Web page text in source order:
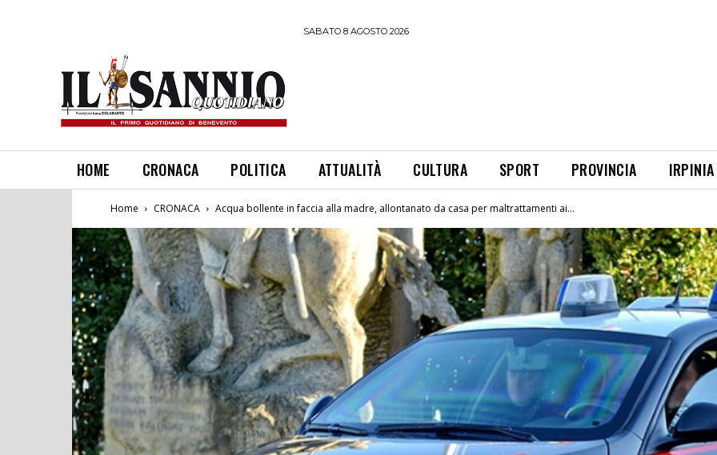
SABATO 8 AGOSTO 2026
HOME CRONACA POLITICA ATTUALITÀ CULTURA SPORT PROVINCIA IRPINIA
Home CRONACA Acqua bollente in faccia alla madre, allontanato da casa per maltrattamenti ai...